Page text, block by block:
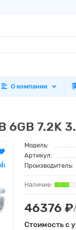
О компании
7.2K
Модель:
Артикул:
Производитель:
46376 ₽
Стоимость с